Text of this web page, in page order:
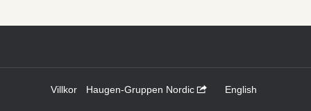
Villkor Haugen-Gruppen Nordic English